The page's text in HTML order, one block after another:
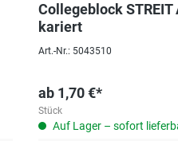
Collegeblock STREIT
kariert
Art.-Nr.: 5043510
ab 1,70 €*
Stück
Auf Lager – sofort